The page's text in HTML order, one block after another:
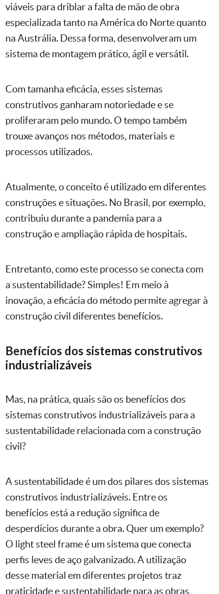
viáveis para driblar a falta de mão de obra
especializada tanto na América do Norte quanto
na Austrália. Dessa forma, desenvolveram um
sistema de montagem prático, ágil e versátil.
Com tamanha eficácia, esses sistemas
construtivos ganharam notoriedade e se
proliferaram pelo mundo. O tempo também
trouxe avanços nos métodos, materiais e
processos utilizados.
Atualmente, o conceito é utilizado em diferentes
construções e situações. No Brasil, por exemplo,
contribuiu durante a pandemia para a
construção e ampliação rápida de hospitais.
Entretanto, como este processo se conecta com
a sustentabilidade? Simples! Em meio à
inovação, a eficácia do método permite agregar à
construção civil diferentes benefícios.
Benefícios dos sistemas construtivos
industrializáveis
Mas, na prática, quais são os benefícios dos
sistemas construtivos industrializáveis para a
sustentabilidade relacionada com a construção
civil?
A sustentabilidade é um dos pilares dos sistemas
construtivos industrializáveis. Entre os
benefícios está a redução significa de
desperdícios durante a obra. Quer um exemplo?
O light steel frame é um sistema que conecta
perfis leves de aço galvanizado. A utilização
desse material em diferentes projetos traz
praticidade e sustentabilidade para as obras,